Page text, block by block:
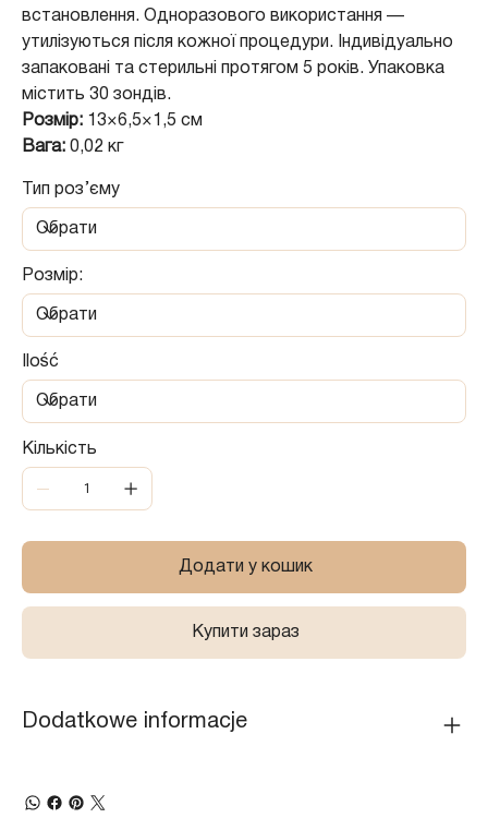
встановлення. Одноразового використання —
утилізуються після кожної процедури. Індивідуально
запаковані та стерильні протягом 5 років. Упаковка
містить 30 зондів.
Розмір: 13×6,5×1,5 см
Вага: 0,02 кг
Тип роз’єму
Розмір:
Ilość
Кількість
Додати у кошик
Купити зараз
Dodatkowe informacje